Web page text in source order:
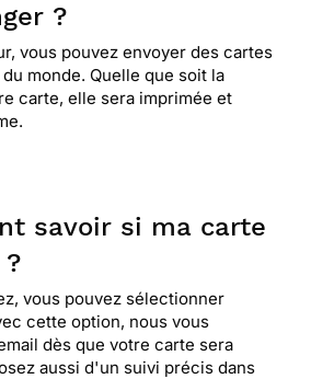
?
vous pouvez envoyer des cartes
monde. Quelle que soit la
carte, elle sera imprimée et
savoir si ma carte
vous pouvez sélectionner
cette option, nous vous
dès que votre carte sera
aussi d'un suivi précis dans